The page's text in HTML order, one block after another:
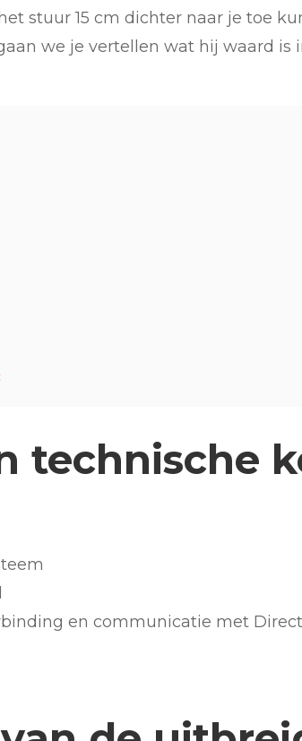
stuur 15 cm dichter naar je toe
we je vertellen wat hij waard is
technische
en communicatie met